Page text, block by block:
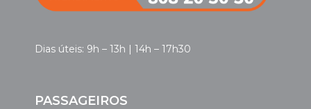
Dias úteis: 9h – 13h | 14h – 17h30
PASSAGEIROS